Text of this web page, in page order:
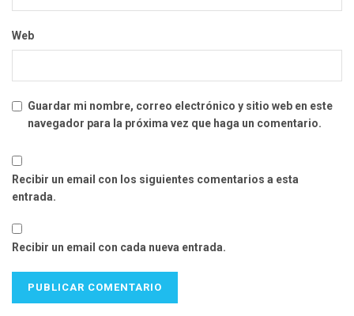
Web
Guardar mi nombre, correo electrónico y sitio web en este
navegador para la próxima vez que haga un comentario.
Recibir un email con los siguientes comentarios a esta
entrada.
Recibir un email con cada nueva entrada.